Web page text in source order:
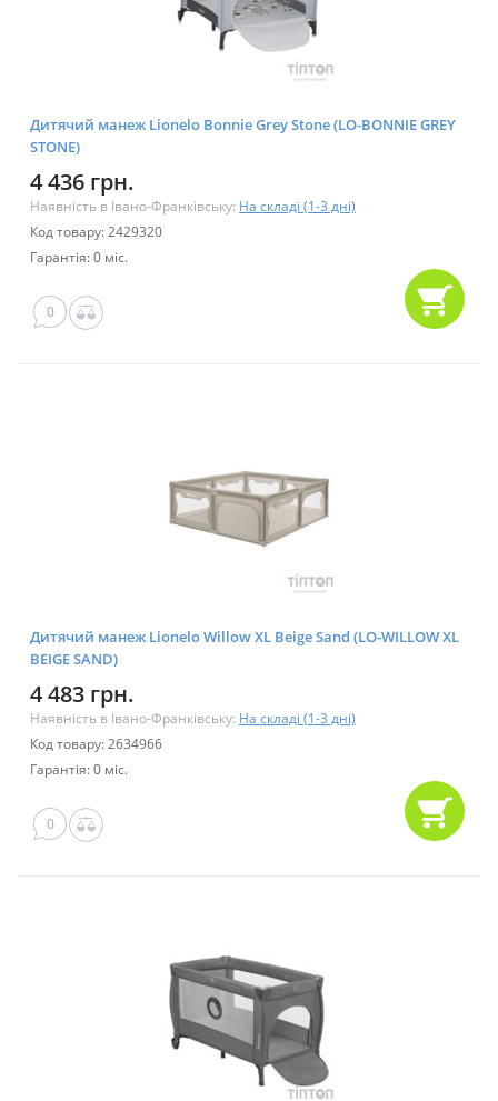
Дитячий манеж Lionelo Bonnie Grey Stone (LO-BONNIE GREY
STONE)
4 436 грн.
Наявність в Івано-Франківську: На складі (1-3 дні)
Код товару: 2429320
Гарантія: 0 міс.
0
Дитячий манеж Lionelo Willow XL Beige Sand (LO-WILLOW XL
BEIGE SAND)
4 483 грн.
Наявність в Івано-Франківську: На складі (1-3 дні)
Код товару: 2634966
Гарантія: 0 міс.
0